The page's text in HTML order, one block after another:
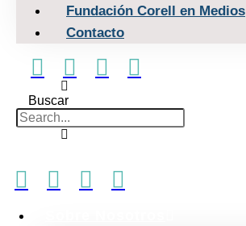
Fundación Corell en Medios
Contacto
Buscar